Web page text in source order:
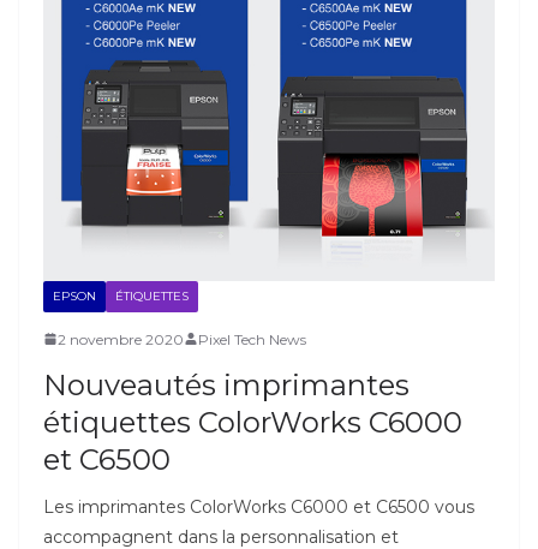
EPSON ÉTIQUETTES
2 novembre 2020 Pixel Tech News
Nouveautés imprimantes
étiquettes ColorWorks C6000
et C6500
Les imprimantes ColorWorks C6000 et C6500 vous
accompagnent dans la personnalisation et